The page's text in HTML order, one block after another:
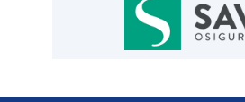
01 6502 230